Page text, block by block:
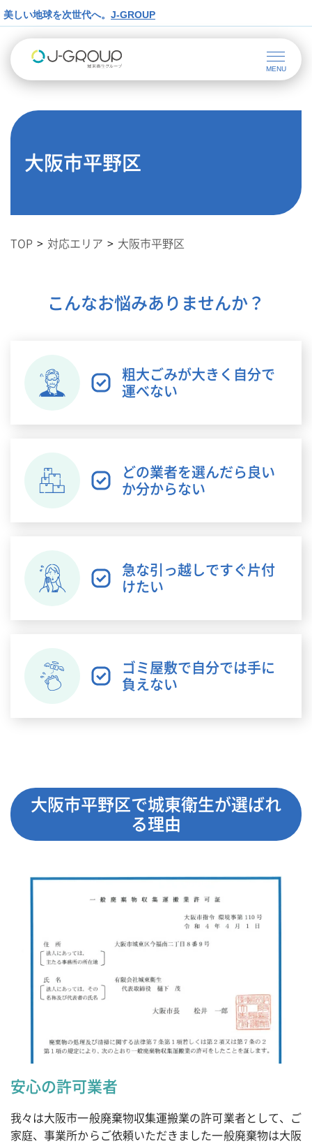
美しい地球を次世代へ。 J-GROUP
大阪市平野区
TOP 対応エリア 大阪市平野区
こんなお悩みありませんか？
粗大ごみが大きく自分で
運べない
どの業者を選んだら良い
か分からない
急な引っ越しですぐ片付
けたい
ゴミ屋敷で自分では手に
負えない
大阪市平野区で城東衛生が選ばれ
る理由
安心の許可業者
我々は大阪市一般廃棄物収集運搬業の許可業者として、ご
家庭、事業所からご依頼いただきました一般廃棄物は大阪